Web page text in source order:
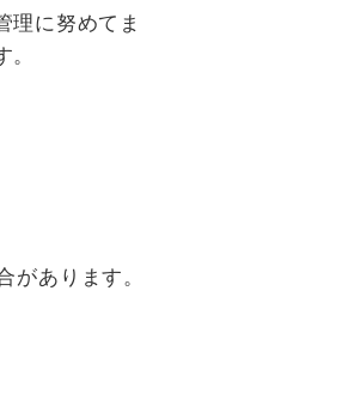
理に努めてま
あります。